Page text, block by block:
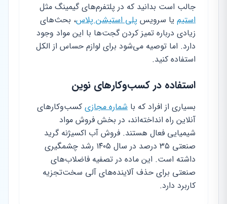
جالب است بدانید که در پلتفرم‌های گیمینگ مثل
استیم یا سرویس پلی استیشن پلاس، بحث‌های
زیادی درباره تمیز کردن گجت‌ها با این مواد وجود
دارد. اما توصیه می‌شود برای لوازم حساس از الکل
استفاده کنید.
استفاده در کسب‌وکارهای نوین
بسیاری از افراد که با شماره مجازی کسب‌وکارهای
آنلاین راه انداخته‌اند، در بخش فروش مواد
شیمیایی فعال هستند. فروش آب اکسیژنه گرید
صنعتی ۳۵ درصد در سال ۱۴۰۵ رشد چشمگیری
داشته است. این ماده در تصفیه فاضلاب‌های
صنعتی برای حذف آلاینده‌های آلی سخت‌تجزیه
کاربرد دارد.